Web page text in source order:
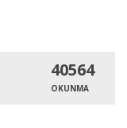
40564
OKUNMA